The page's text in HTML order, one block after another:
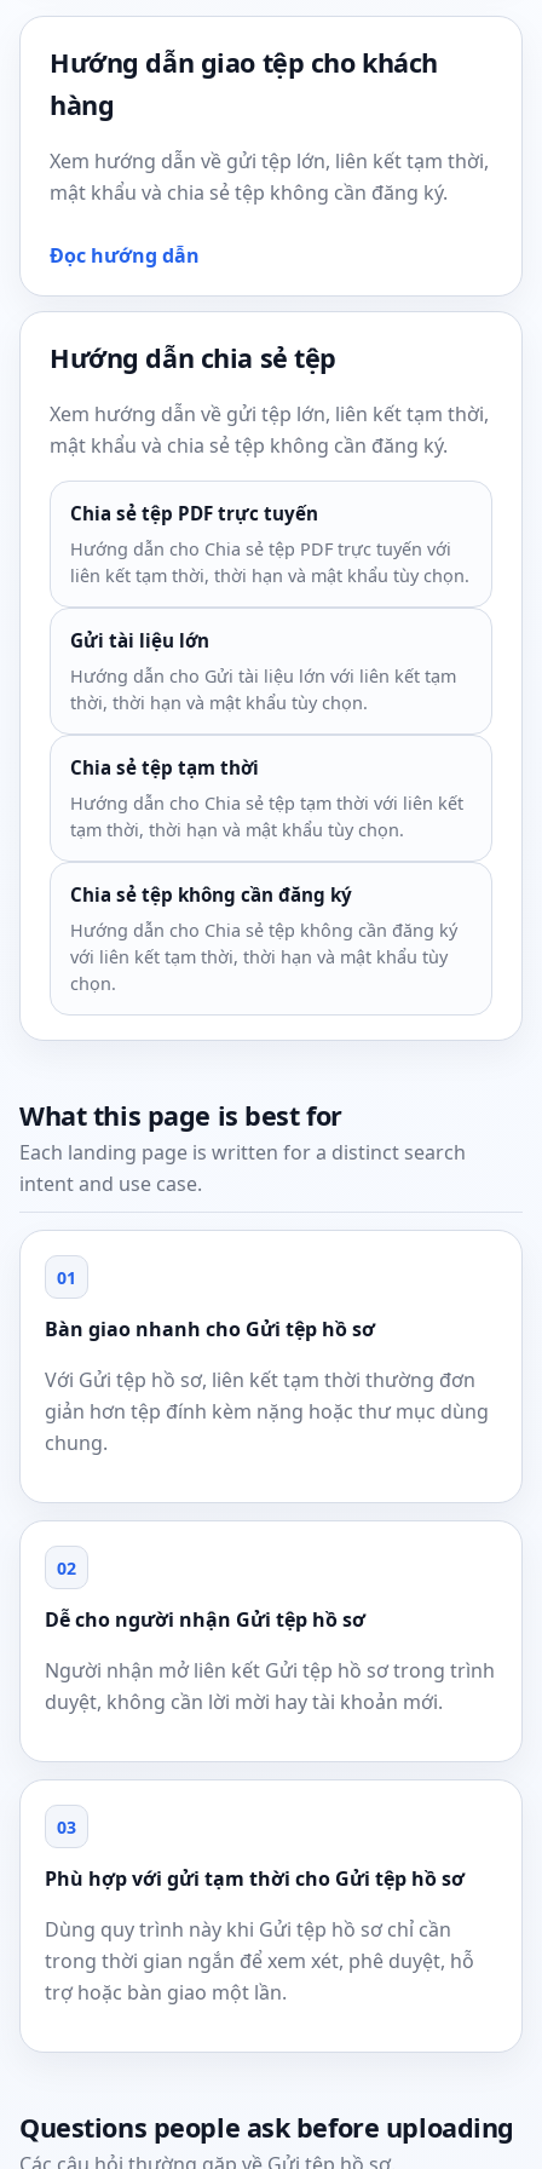
Hướng dẫn giao tệp cho khách
hàng
Xem hướng dẫn về gửi tệp lớn, liên kết tạm thời,
mật khẩu và chia sẻ tệp không cần đăng ký.
Đọc hướng dẫn
Hướng dẫn chia sẻ tệp
Xem hướng dẫn về gửi tệp lớn, liên kết tạm thời,
mật khẩu và chia sẻ tệp không cần đăng ký.
Chia sẻ tệp PDF trực tuyến
Hướng dẫn cho Chia sẻ tệp PDF trực tuyến với
liên kết tạm thời, thời hạn và mật khẩu tùy chọn.
Gửi tài liệu lớn
Hướng dẫn cho Gửi tài liệu lớn với liên kết tạm
thời, thời hạn và mật khẩu tùy chọn.
Chia sẻ tệp tạm thời
Hướng dẫn cho Chia sẻ tệp tạm thời với liên kết
tạm thời, thời hạn và mật khẩu tùy chọn.
Chia sẻ tệp không cần đăng ký
Hướng dẫn cho Chia sẻ tệp không cần đăng ký
với liên kết tạm thời, thời hạn và mật khẩu tùy
chọn.
What this page is best for
Each landing page is written for a distinct search
intent and use case.
01
Bàn giao nhanh cho Gửi tệp hồ sơ
Với Gửi tệp hồ sơ, liên kết tạm thời thường đơn
giản hơn tệp đính kèm nặng hoặc thư mục dùng
chung.
02
Dễ cho người nhận Gửi tệp hồ sơ
Người nhận mở liên kết Gửi tệp hồ sơ trong trình
duyệt, không cần lời mời hay tài khoản mới.
03
Phù hợp với gửi tạm thời cho Gửi tệp hồ sơ
Dùng quy trình này khi Gửi tệp hồ sơ chỉ cần
trong thời gian ngắn để xem xét, phê duyệt, hỗ
trợ hoặc bàn giao một lần.
Questions people ask before uploading